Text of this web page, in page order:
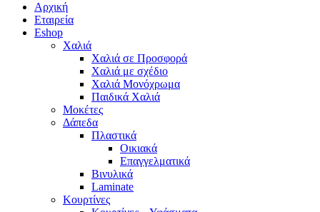
Αρχική
Εταιρεία
Eshop
Χαλιά
Χαλιά σε Προσφορά
Χαλιά με σχέδιο
Χαλιά Μονόχρωμα
Παιδικά Χαλιά
Μοκέτες
Δάπεδα
Πλαστικά
Οικιακά
Επαγγελματικά
Βινυλικά
Laminate
Κουρτίνες